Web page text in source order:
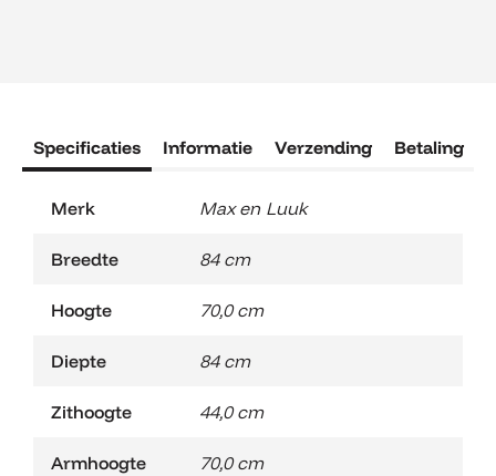
Specificaties Informatie Verzending Betaling
Merk Max en Luuk
Breedte 84 cm
Hoogte 70,0 cm
Diepte 84 cm
Zithoogte 44,0 cm
Armhoogte 70,0 cm